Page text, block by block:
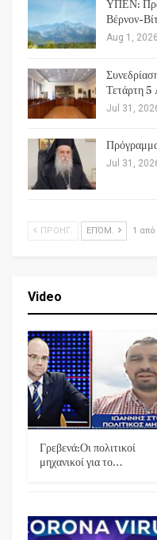
ΥΠΕΝ:
Βέρνον-
Aug 1, 2026
Τετάρτη
Jul 31,
Jul 31,
ΠΡΟΗΓ. ΕΠΌΜ. 1 από
Video
Γρεβενά:Οι πολιτικοί
μηχανικοί για το…